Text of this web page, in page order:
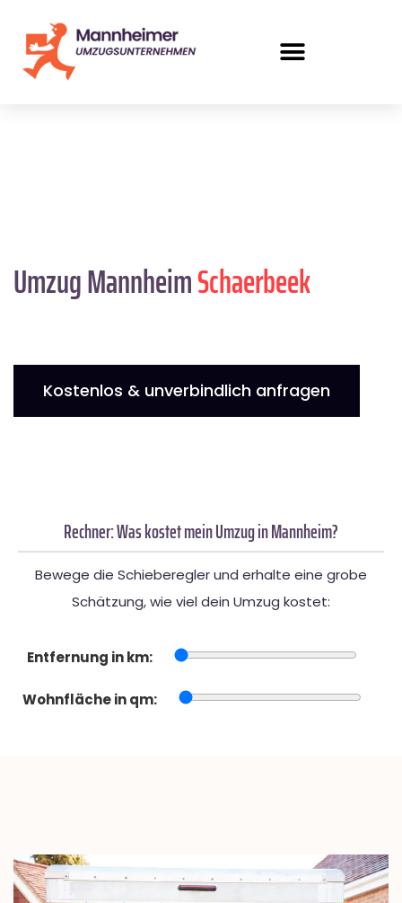
Umzug MannheimSchaerbeek
Kostenlos & unverbindlich anfragen
Rechner: Was kostet mein Umzug in Mannheim?
Bewege die Schieberegler und erhalte eine grobe
Schätzung, wie viel dein Umzug kostet:
Entfernung in km:
Wohnfläche in qm: